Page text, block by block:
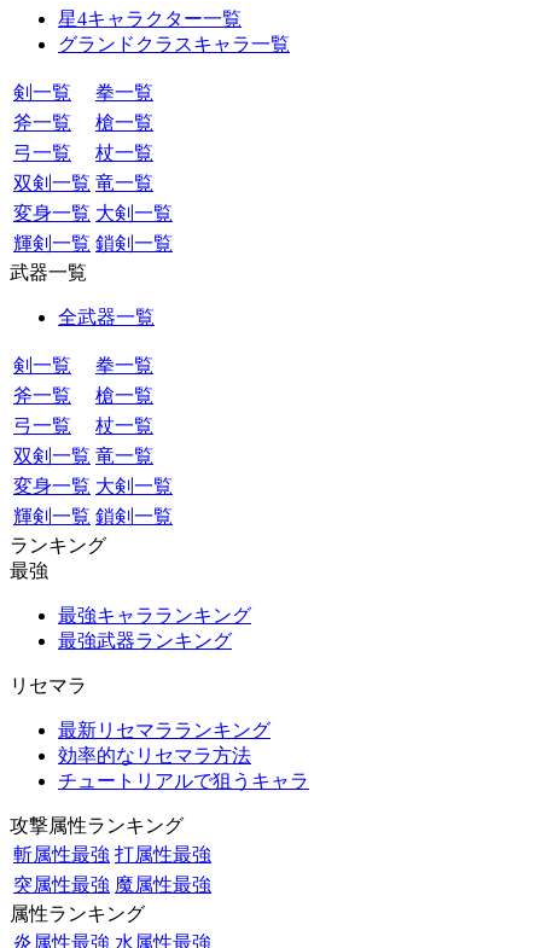
星4キャラクター一覧
グランドクラスキャラ一覧
剣一覧
拳一覧
斧一覧
槍一覧
弓一覧
杖一覧
双剣一覧 竜一覧
変身一覧 大剣一覧
輝剣一覧 鎖剣一覧
武器一覧
全武器一覧
剣一覧
拳一覧
斧一覧
槍一覧
弓一覧
杖一覧
双剣一覧 竜一覧
変身一覧 大剣一覧
輝剣一覧 鎖剣一覧
ランキング
最強
最強キャラランキング
最強武器ランキング
リセマラ
最新リセマラランキング
効率的なリセマラ方法
チュートリアルで狙うキャラ
攻撃属性ランキング
斬属性最強 打属性最強
突属性最強 魔属性最強
属性ランキング
炎属性最強 水属性最強